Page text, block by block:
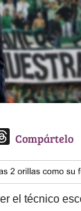
T
r
e
a
Compártelo
el técnico